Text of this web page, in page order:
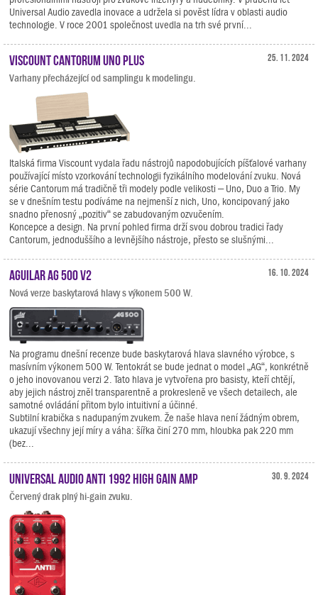
Universal Audio zavedla inovace a udržela si pověst lídra v oblasti audio
technologie. V roce 2001 společnost uvedla na trh své první...
25. 11. 2024
Viscount Cantorum Uno Plus
Varhany přecházející od samplingu k modelingu.
Italská firma Viscount vydala řadu nástrojů napodobujících píšťalové varhany
používající místo vzorkování technologii fyzikálního modelování zvuku. Nová
série Cantorum má tradičně tři modely podle velikosti – Uno, Duo a Trio. My
se v dnešním testu podíváme na nejmenší z nich, Uno, koncipovaný jako
snadno přenosný „pozitiv“ se zabudovaným ozvučením.
Koncepce a design. Na první pohled firma drží svou dobrou tradici řady
Cantorum, jednoduššího a levnějšího nástroje, přesto se slušnými...
16. 10. 2024
Aguilar AG 500 V2
Nová verze baskytarová hlavy s výkonem 500 W.
Na programu dnešní recenze bude baskytarová hlava slavného výrobce, s
masívním výkonem 500 W. Tentokrát se bude jednat o model „AG“, konkrétně
o jeho inovovanou verzi 2. Tato hlava je vytvořena pro basisty, kteří chtějí,
aby jejich nástroj zněl transparentně a prokresleně ve všech detailech, ale
samotné ovládání přitom bylo intuitivní a účinné.
Subtilní krabička s nadupaným zvukem. Že naše hlava není žádným obrem,
ukazují všechny její míry a váha: šířka činí 270 mm, hloubka pak 220 mm
(bez...
30. 9. 2024
Universal Audio ANTI 1992 High Gain Amp
Červený drak plný hi-gain zvuku.